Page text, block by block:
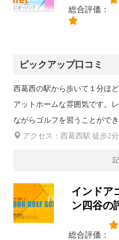
総合評価：
ピックアップ口コミ
西葛西の駅から歩いて１分ほ
アットホームな雰囲気です。
ながらゴルフを習うことがで
アクセス：西葛西駅 徒步2分
インドア
ン四谷の
総合評価：